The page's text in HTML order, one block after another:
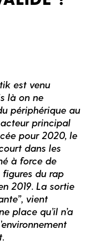
est venu
là on ne
périphérique au
principal
pour 2020, le
dans les
à force de
figures du rap
2019. La sortie
vient
place qu’il n’a